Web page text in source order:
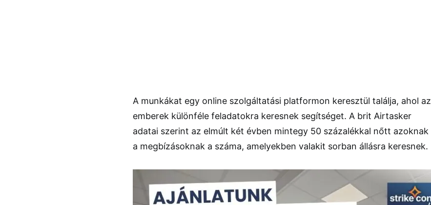
A munkákat egy online szolgáltatási platformon keresztül találja, ahol az
emberek különféle feladatokra keresnek segítséget. A brit Airtasker
adatai szerint az elmúlt két évben mintegy 50 százalékkal nőtt azoknak
a megbízásoknak a száma, amelyekben valakit sorban állásra keresnek.